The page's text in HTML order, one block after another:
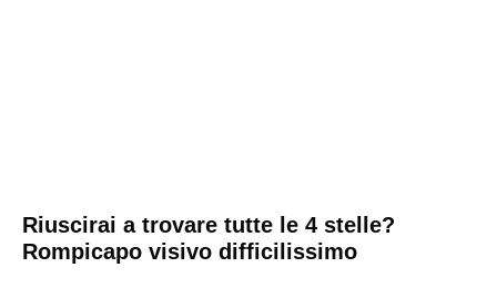
Riuscirai a trovare tutte le 4 stelle?
Rompicapo visivo difficilissimo